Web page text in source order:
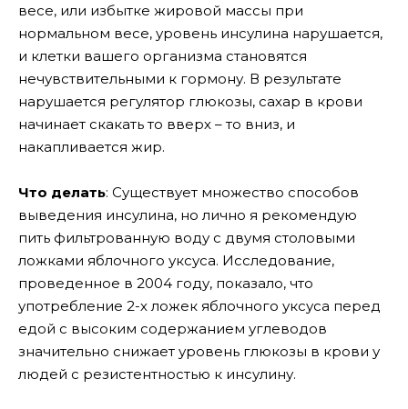
весе, или избытке жировой массы при
нормальном весе, уровень инсулина нарушается,
и клетки вашего организма становятся
нечувствительными к гормону. В результате
нарушается регулятор глюкозы, сахар в крови
начинает скакать то вверх – то вниз, и
накапливается жир.
Что делать: Существует множество способов
выведения инсулина, но лично я рекомендую
пить фильтрованную воду с двумя столовыми
ложками яблочного уксуса. Исследование,
проведенное в 2004 году, показало, что
употребление 2-х ложек яблочного уксуса перед
едой с высоким содержанием углеводов
значительно снижает уровень глюкозы в крови у
людей с резистентностью к инсулину.